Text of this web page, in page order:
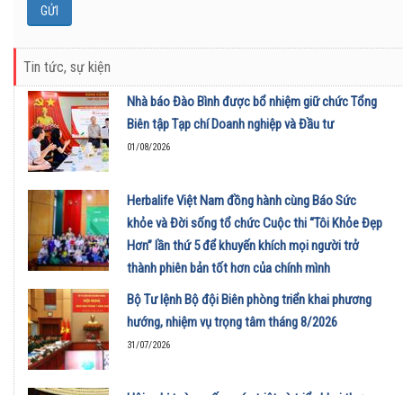
Tin tức, sự kiện
Nhà báo Đào Bình được bổ nhiệm giữ chức Tổng
Biên tập Tạp chí Doanh nghiệp và Đầu tư
01/08/2026
Herbalife Việt Nam đồng hành cùng Báo Sức
khỏe và Đời sống tổ chức Cuộc thi “Tôi Khỏe Đẹp
Hơn” lần thứ 5 để khuyến khích mọi người trở
thành phiên bản tốt hơn của chính mình
01/08/2026
Bộ Tư lệnh Bộ đội Biên phòng triển khai phương
hướng, nhiệm vụ trọng tâm tháng 8/2026
31/07/2026